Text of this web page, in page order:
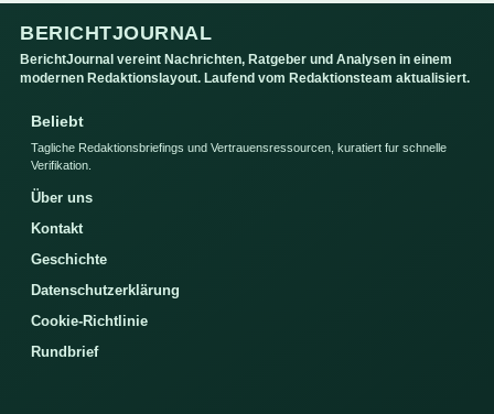
BERICHTJOURNAL
BerichtJournal vereint Nachrichten, Ratgeber und Analysen in einem
modernen Redaktionslayout. Laufend vom Redaktionsteam aktualisiert.
Beliebt
Tagliche Redaktionsbriefings und Vertrauensressourcen, kuratiert fur schnelle
Verifikation.
Über uns
Kontakt
Geschichte
Datenschutzerklärung
Cookie-Richtlinie
Rundbrief